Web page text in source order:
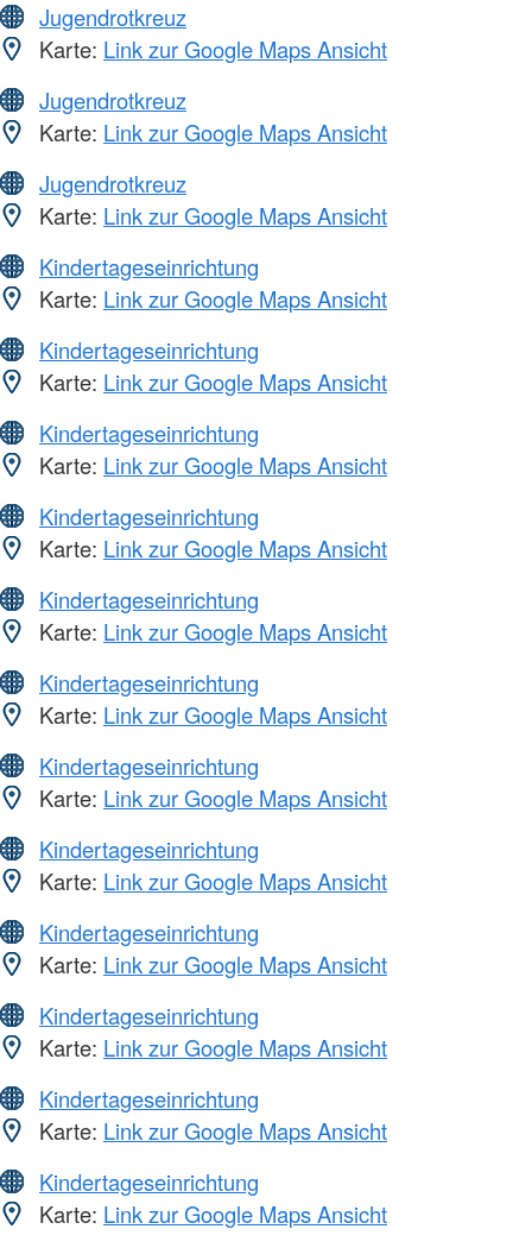
Jugendrotkreuz
Karte: Link zur Google Maps Ansicht
Jugendrotkreuz
Karte: Link zur Google Maps Ansicht
Jugendrotkreuz
Karte: Link zur Google Maps Ansicht
Kindertageseinrichtung
Karte: Link zur Google Maps Ansicht
Kindertageseinrichtung
Karte: Link zur Google Maps Ansicht
Kindertageseinrichtung
Karte: Link zur Google Maps Ansicht
Kindertageseinrichtung
Karte: Link zur Google Maps Ansicht
Kindertageseinrichtung
Karte: Link zur Google Maps Ansicht
Kindertageseinrichtung
Karte: Link zur Google Maps Ansicht
Kindertageseinrichtung
Karte: Link zur Google Maps Ansicht
Kindertageseinrichtung
Karte: Link zur Google Maps Ansicht
Kindertageseinrichtung
Karte: Link zur Google Maps Ansicht
Kindertageseinrichtung
Karte: Link zur Google Maps Ansicht
Kindertageseinrichtung
Karte: Link zur Google Maps Ansicht
Kindertageseinrichtung
Karte: Link zur Google Maps Ansicht